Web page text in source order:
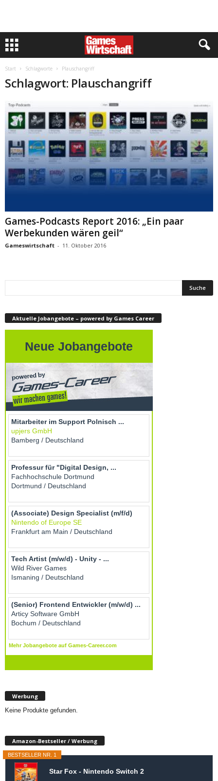
Start Schlagworte Plauschangriff
Schlagwort: Plauschangriff
Games-Podcasts Report 2016: „Ein paar
Werbekunden wären geil“
Gameswirtschaft - 11. Oktober 2016
Aktuelle Jobangebote – powered by Games Career
Werbung
Keine Produkte gefunden.
Amazon-Bestseller / Werbung
BESTSELLER NR. 1
Star Fox - Nintendo Switch 2